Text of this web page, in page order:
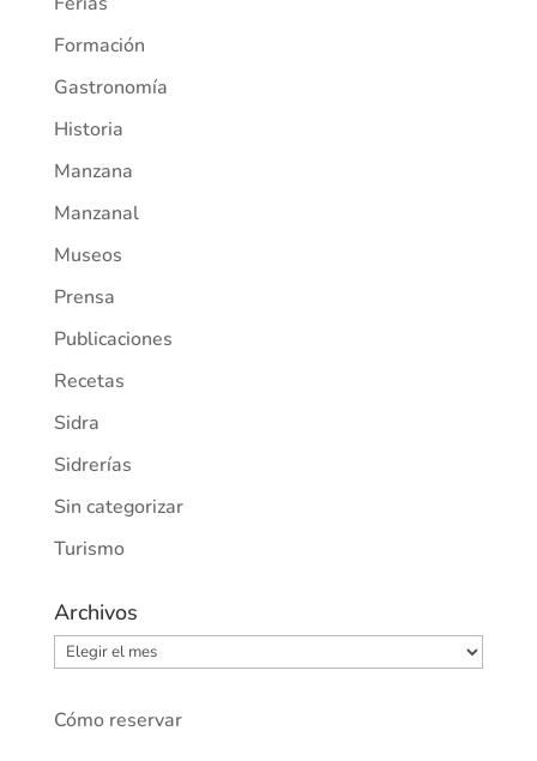
Formación
Gastronomía
Historia
Manzana
Manzanal
Museos
Prensa
Publicaciones
Recetas
Sidra
Sidrerías
Sin categorizar
Turismo
Archivos
Archivos
Cómo reservar